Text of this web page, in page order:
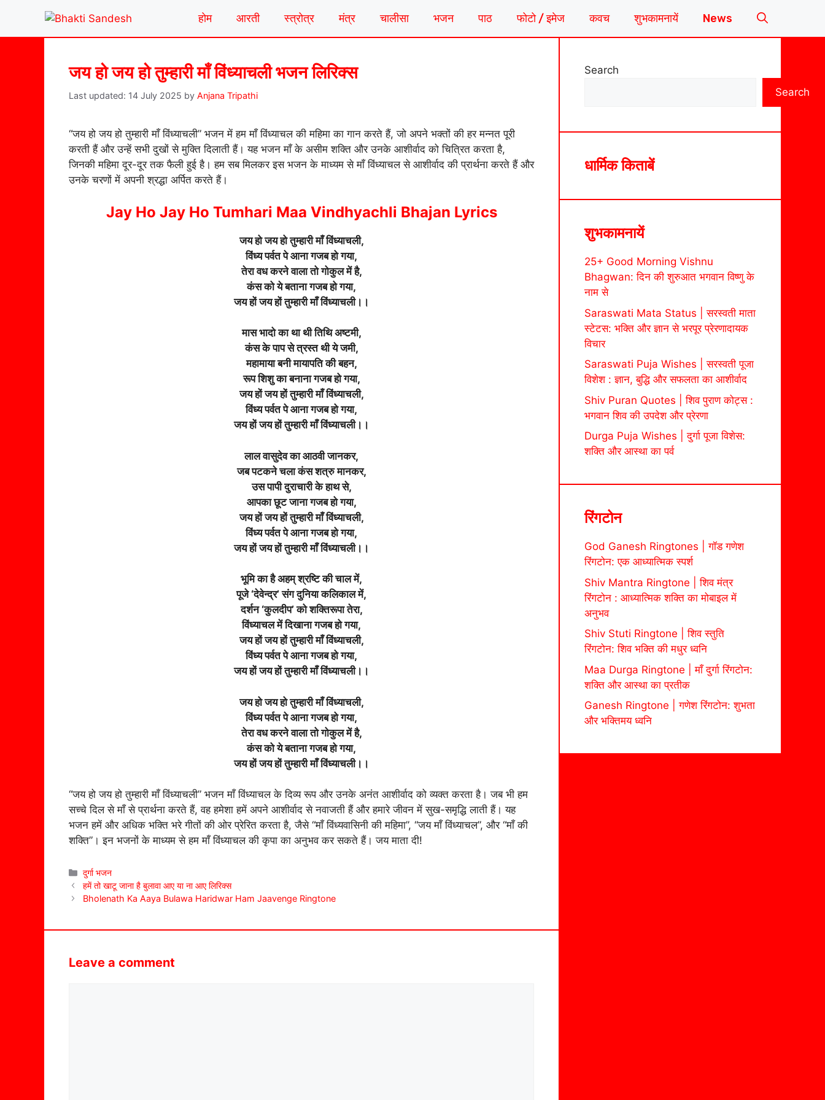
content
होम आरती स्त्रोत्र मंत्र चालीसा भजन पाठ फोटो / इमेज कवच शुभकामनायें News
जय हो जय हो तुम्हारी माँ विंध्याचली भजन लिरिक्स
14 July 2025 by Anjana Tripathi
“जय हो जय हो तुम्हारी माँ विंध्याचली” भजन में हम माँ विंध्याचल की महिमा का गान करते हैं, जो अपने भक्तों की हर मन्नत पूरी
करती हैं और उन्हें सभी दुखों से मुक्ति दिलाती हैं। यह भजन माँ के असीम शक्ति और उनके आशीर्वाद को चित्रित करता है,
जिनकी महिमा दूर-दूर तक फैली हुई है। हम सब मिलकर इस भजन के माध्यम से माँ विंध्याचल से आशीर्वाद की प्रार्थना करते हैं और
उनके चरणों में अपनी श्रद्धा अर्पित करते हैं।
Jay Ho Jay Ho Tumhari Maa Vindhyachli Bhajan Lyrics
जय हो जय हो तुम्हारी माँ विंध्याचली,
विंध्य पर्वत पे आना गजब हो गया,
तेरा वध करने वाला तो गोकुल में है,
कंस को ये बताना गजब हो गया,
जय हों जय हों तुम्हारी माँ विंध्याचली।।
मास भादो का था थी तिथि अष्टमी,
कंस के पाप से त्रस्त थी ये जमी,
महामाया बनी मायापति की बहन,
रूप शिशु का बनाना गजब हो गया,
जय हों जय हों तुम्हारी माँ विंध्याचली,
विंध्य पर्वत पे आना गजब हो गया,
जय हों जय हों तुम्हारी माँ विंध्याचली।।
लाल वासुदेव का आठवी जानकर,
जब पटकने चला कंस शत्रु मानकर,
उस पापी दुराचारी के हाथ से,
आपका छूट जाना गजब हो गया,
जय हों जय हों तुम्हारी माँ विंध्याचली,
विंध्य पर्वत पे आना गजब हो गया,
जय हों जय हों तुम्हारी माँ विंध्याचली।।
भूमि का है अहम् श्रष्टि की चाल में,
पूजे ‘देवेन्द्र’ संग दुनिया कलिकाल में,
दर्शन ‘कुलदीप’ को शक्तिरूपा तेरा,
विंध्याचल में दिखाना गजब हो गया,
जय हों जय हों तुम्हारी माँ विंध्याचली,
विंध्य पर्वत पे आना गजब हो गया,
जय हों जय हों तुम्हारी माँ विंध्याचली।।
जय हो जय हो तुम्हारी माँ विंध्याचली,
विंध्य पर्वत पे आना गजब हो गया,
तेरा वध करने वाला तो गोकुल में है,
कंस को ये बताना गजब हो गया,
जय हों जय हों तुम्हारी माँ विंध्याचली।।
“जय हो जय हो तुम्हारी माँ विंध्याचली” भजन माँ विंध्याचल के दिव्य रूप और उनके अनंत आशीर्वाद को व्यक्त करता है। जब भी हम
सच्चे दिल से माँ से प्रार्थना करते हैं, वह हमेशा हमें अपने आशीर्वाद से नवाजती हैं और हमारे जीवन में सुख-समृद्धि लाती हैं। यह
भजन हमें और अधिक भक्ति भरे गीतों की ओर प्रेरित करता है, जैसे “माँ विंध्यवासिनी की महिमा”, “जय माँ विंध्याचल”, और “माँ की
शक्ति”। इन भजनों के माध्यम से हम माँ विंध्याचल की कृपा का अनुभव कर सकते हैं। जय माता दी!
Categories
दुर्गा भजन
हमें तो खाटू जाना है बुलावा आए या ना आए लिरिक्स
Bholenath Ka Aaya Bulawa Haridwar Ham Jaavenge Ringtone
Leave a comment
Search
Search
धार्मिक किताबें
शुभकामनायें
25+ Good Morning Vishnu
Bhagwan: दिन की शुरुआत भगवान विष्णु के
नाम से
Saraswati Mata Status | सरस्वती माता
स्टेटस: भक्ति और ज्ञान से भरपूर प्रेरणादायक
विचार
Saraswati Puja Wishes | सरस्वती पूजा
विशेश : ज्ञान, बुद्धि और सफलता का आशीर्वाद
Shiv Puran Quotes | शिव पुराण कोट्स :
भगवान शिव की उपदेश और प्रेरणा
Durga Puja Wishes | दुर्गा पूजा विशेस:
शक्ति और आस्था का पर्व
रिंगटोन
God Ganesh Ringtones | गॉड गणेश
रिंगटोन: एक आध्यात्मिक स्पर्श
Shiv Mantra Ringtone | शिव मंत्र
रिंगटोन : आध्यात्मिक शक्ति का मोबाइल में
अनुभव
Shiv Stuti Ringtone | शिव स्तुति
रिंगटोन: शिव भक्ति की मधुर ध्वनि
Maa Durga Ringtone | माँ दुर्गा रिंगटोन:
शक्ति और आस्था का प्रतीक
Ganesh Ringtone | गणेश रिंगटोन: शुभता
और भक्तिमय ध्वनि